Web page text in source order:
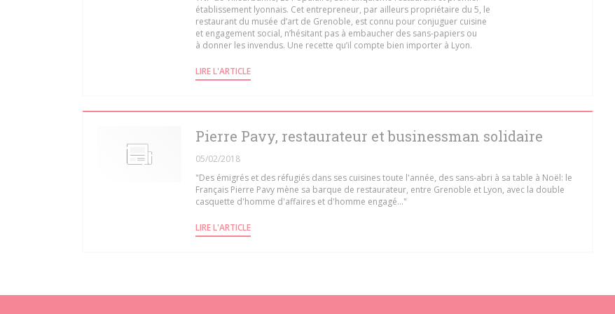
établissement lyonnais. Cet entrepreneur, par ailleurs propriétaire du 5, le
restaurant du musée d’art de Grenoble, est connu pour conjuguer cuisine
et engagement social, n’hésitant pas à embaucher des sans-papiers ou
à donner les invendus. Une recette qu’il compte bien importer à Lyon.
LIRE L'ARTICLE((OUVRE UNE NOUVELLE FENÊTRE))
Pierre Pavy, restaurateur et businessman solidaire
05/02/2018
"Des émigrés et des réfugiés dans ses cuisines toute l'année, des sans-abri à sa table à Noël: le
Français Pierre Pavy mène sa barque de restaurateur, entre Grenoble et Lyon, avec la double
casquette d'homme d'affaires et d'homme engagé..."
LIRE L'ARTICLE((OUVRE UNE NOUVELLE FENÊTRE))